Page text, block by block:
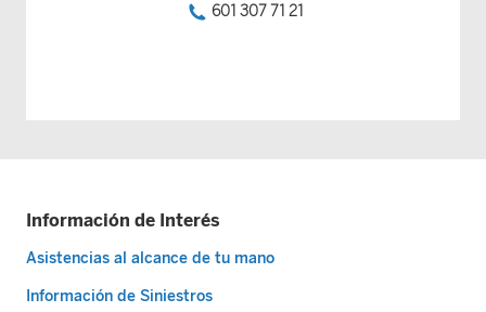
601 307 71 21
Información de Interés
Asistencias al alcance de tu mano
Información de Siniestros